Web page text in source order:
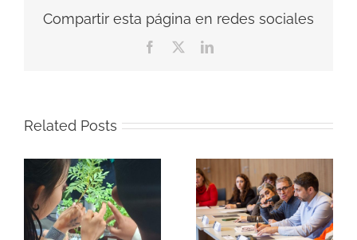
Compartir esta página en redes sociales
Facebook LinkedIn
Related Posts